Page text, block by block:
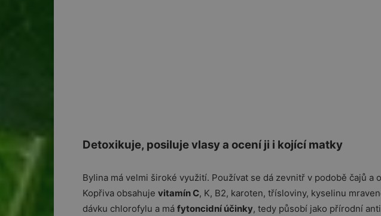
Detoxikuje, posiluje vlasy a ocení ji i kojící matky
Bylina má velmi široké využití. Používat se dá zevnitř v podobě čajů a
Kopřiva obsahuje vitamín C, K, B2, karoten, třísloviny, kyselinu
dávku chlorofylu a má fytoncidní účinky, tedy působí jako přírodní